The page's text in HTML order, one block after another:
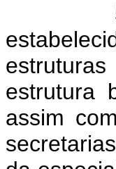
5.
estrutura
assim